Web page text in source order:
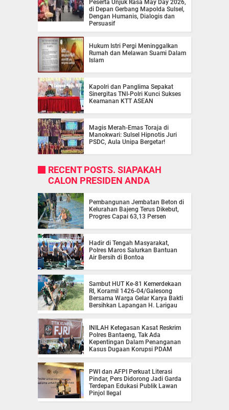
Peserta Unjuk Rasa May Day 2026,
di Depan Gerbang Mapolda Sulsel,
Dengan Humanis, Dialogis dan
Persuasif
Hukum Istri Pergi Meninggalkan
Rumah dan Melawan Suami Dalam
Islam
Kapolri dan Panglima Sepakat
Sinergitas TNI-Polri Kunci Sukses
Keamanan KTT ASEAN
Magis Merah-Emas Toraja di
Manokwari: Sulsel Hipnotis Juri
PSDC, Aula Unipa Bergetar!
RECENT POSTS. SIAPAKAH
CALON PRESIDEN ANDA
Pembangunan Jembatan Beton di
Kelurahan Bajeng Terus Dikebut,
Progres Capai 63,13 Persen
Hadir di Tengah Masyarakat,
Polres Maros Salurkan Bantuan
Air Bersih di Bontoa
Sambut HUT Ke-81 Kemerdekaan
RI, Koramil 1426-04/Galesong
Bersama Warga Gelar Karya Bakti
Bersihkan Lapangan H. Larigau
INILAH Ketegasan Kasat Reskrim
Polres Bantaeng, Tak Ada
Kepentingan Dalam Penanganan
Kasus Dugaan Korupsi PDAM
PWI dan AFPI Perkuat Literasi
Pindar, Pers Didorong Jadi Garda
Terdepan Edukasi Publik Lawan
Pinjol Ilegal